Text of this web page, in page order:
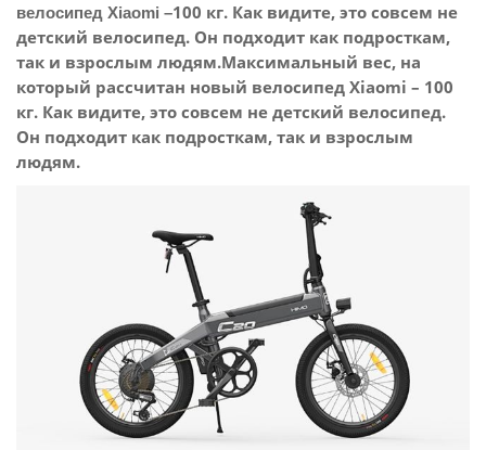
велосипед Xiaomi –100 кг. Как видите, это совсем не
детский велосипед. Он подходит как подросткам,
так и взрослым людям.Максимальный вес, на
который рассчитан новый велосипед Xiaomi – 100
кг. Как видите, это совсем не детский велосипед.
Он подходит как подросткам, так и взрослым
людям.